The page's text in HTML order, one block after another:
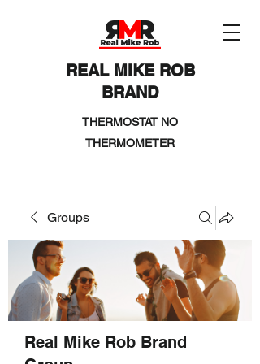
REAL MIKE ROB
BRAND
THERMOSTAT NO
THERMOMETER
Groups
Real Mike Rob Brand